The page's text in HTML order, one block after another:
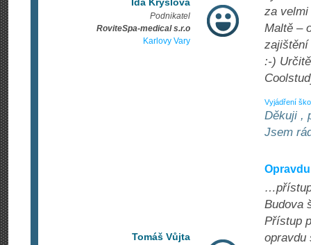
Podnikatel
RoviteSpa-medical s.r.o
Karlovy Vary
za velmi
Maltě –
zajištění
:-)
Vyjádření
Děkuji ,
Jsem
Tomáš Vůjta
…přístup
Budova
Přístup
opravdu